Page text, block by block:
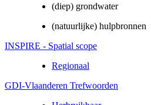
(diep) grondwater
(natuurlijke) hulpbronnen
INSPIRE - Spatial scope
Regionaal
GDI-Vlaanderen Trefwoorden